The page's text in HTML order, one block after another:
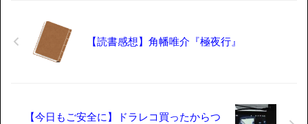
【読書感想】角幡唯介『極夜行』
【今日もご安全に】ドラレコ買ったからつ